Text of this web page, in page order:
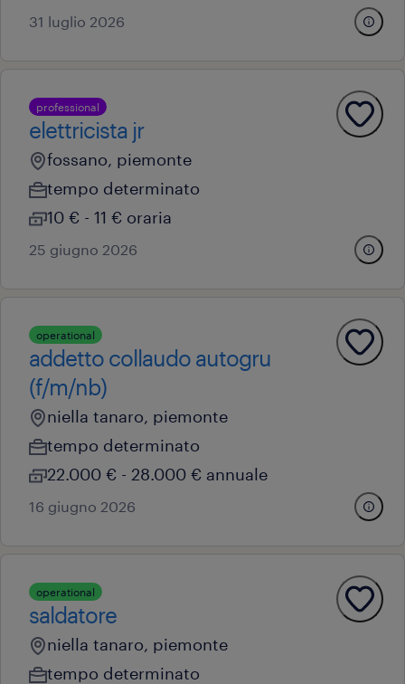
31 luglio 2026
professional
elettricista jr
fossano, piemonte
tempo determinato
10 € - 11 € oraria
25 giugno 2026
operational
addetto collaudo autogru
(f/m/nb)
niella tanaro, piemonte
tempo determinato
22.000 € - 28.000 € annuale
16 giugno 2026
operational
saldatore
niella tanaro, piemonte
tempo determinato